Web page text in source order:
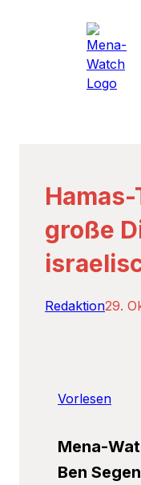
große
Redaktion29.
Vorlesen
Mena-
Ben